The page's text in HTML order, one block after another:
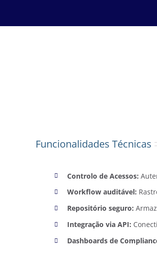
Funcionalidades Técnicas
Controlo de Acessos:
Workflow auditável:
Repositório seguro:
Integração via API:
Dashboards de